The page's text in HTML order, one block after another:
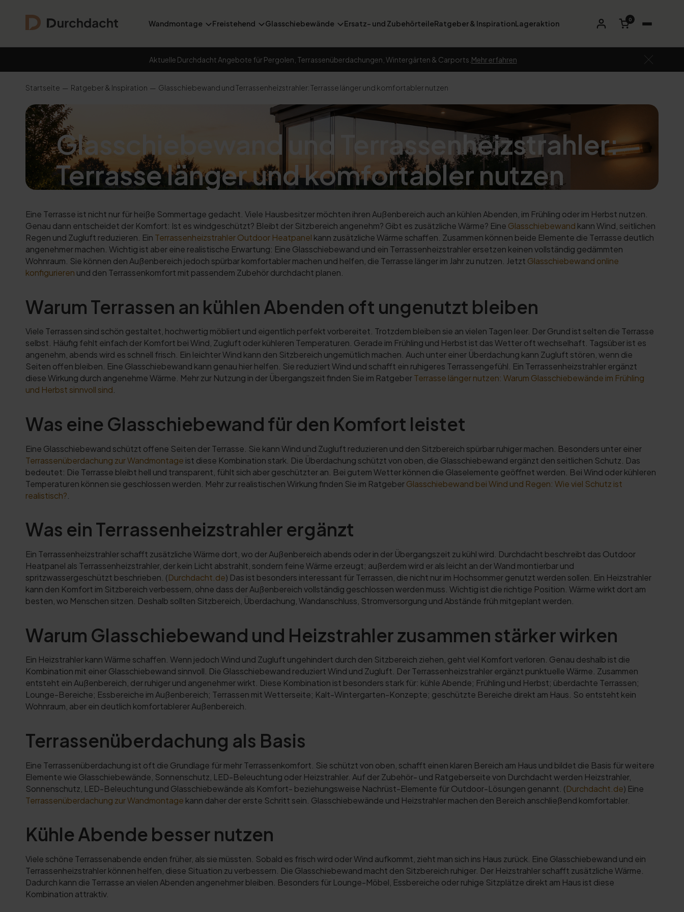
Wandmontage Freistehend Glasschiebewände Ersatz- und ZubehörteileRatgeber & InspirationLageraktion 0
Aktuelle Durchdacht Angebote für Pergolen, Terrassenüberdachungen, Wintergärten & Carports. Mehr erfahren
Startseite Ratgeber & Inspiration Glasschiebewand und Terrassenheizstrahler: Terrasse länger und komfortabler nutzen
Glasschiebewand und Terrassenheizstrahler:
Terrasse länger und komfortabler nutzen
Eine Terrasse ist nicht nur für heiße Sommertage gedacht. Viele Hausbesitzer möchten ihren Außenbereich auch an kühlen Abenden, im Frühling oder im Herbst nutzen.
Genau dann entscheidet der Komfort: Ist es windgeschützt? Bleibt der Sitzbereich angenehm? Gibt es zusätzliche Wärme? Eine Glasschiebewand kann Wind, seitlichen
Regen und Zugluft reduzieren. Ein Terrassenheizstrahler Outdoor Heatpanel kann zusätzliche Wärme schaffen. Zusammen können beide Elemente die Terrasse deutlich
angenehmer machen. Wichtig ist aber eine realistische Erwartung: Eine Glasschiebewand und ein Terrassenheizstrahler ersetzen keinen vollständig gedämmten
Wohnraum. Sie können den Außenbereich jedoch spürbar komfortabler machen und helfen, die Terrasse länger im Jahr zu nutzen. Jetzt Glasschiebewand online
konfigurieren und den Terrassenkomfort mit passendem Zubehör durchdacht planen.
Warum Terrassen an kühlen Abenden oft ungenutzt bleiben
Viele Terrassen sind schön gestaltet, hochwertig möbliert und eigentlich perfekt vorbereitet. Trotzdem bleiben sie an vielen Tagen leer. Der Grund ist selten die Terrasse
selbst. Häufig fehlt einfach der Komfort bei Wind, Zugluft oder kühleren Temperaturen. Gerade im Frühling und Herbst ist das Wetter oft wechselhaft. Tagsüber ist es
angenehm, abends wird es schnell frisch. Ein leichter Wind kann den Sitzbereich ungemütlich machen. Auch unter einer Überdachung kann Zugluft stören, wenn die
Seiten offen bleiben. Eine Glasschiebewand kann genau hier helfen. Sie reduziert Wind und schafft ein ruhigeres Terrassengefühl. Ein Terrassenheizstrahler ergänzt
diese Wirkung durch angenehme Wärme. Mehr zur Nutzung in der Übergangszeit finden Sie im RatgeberTerrasse länger nutzen: Warum Glasschiebewände im Frühling
und Herbst sinnvoll sind.
Was eine Glasschiebewand für den Komfort leistet
Eine Glasschiebewand schützt offene Seiten der Terrasse. Sie kann Wind und Zugluft reduzieren und den Sitzbereich spürbar ruhiger machen. Besonders unter einer
Terrassenüberdachung zur Wandmontage ist diese Kombination stark. Die Überdachung schützt von oben, die Glasschiebewand ergänzt den seitlichen Schutz. Das
bedeutet: Die Terrasse bleibt hell und transparent, fühlt sich aber geschützter an. Bei gutem Wetter können die Glaselemente geöffnet werden. Bei Wind oder kühleren
Temperaturen können sie geschlossen werden. Mehr zur realistischen Wirkung finden Sie im RatgeberGlasschiebewand bei Wind und Regen: Wie viel Schutz ist
realistisch?
Was ein Terrassenheizstrahler ergänzt
Ein Terrassenheizstrahler schafft zusätzliche Wärme dort, wo der Außenbereich abends oder in der Übergangszeit zu kühl wird. Durchdacht beschreibt das Outdoor
Heatpanel als Terrassenheizstrahler, der kein Licht abstrahlt, sondern feine Wärme erzeugt; außerdem wird er als leicht an der Wand montierbar und
spritzwassergeschützt beschrieben. (Durchdacht.de) Das ist besonders interessant für Terrassen, die nicht nur im Hochsommer genutzt werden sollen. Ein Heizstrahler
kann den Komfort im Sitzbereich verbessern, ohne dass der Außenbereich vollständig geschlossen werden muss. Wichtig ist die richtige Position. Wärme wirkt dort am
besten, wo Menschen sitzen. Deshalb sollten Sitzbereich, Überdachung, Wandanschluss, Stromversorgung und Abstände früh mitgeplant werden.
Warum Glasschiebewand und Heizstrahler zusammen stärker wirken
Ein Heizstrahler kann Wärme schaffen. Wenn jedoch Wind und Zugluft ungehindert durch den Sitzbereich ziehen, geht viel Komfort verloren. Genau deshalb ist die
Kombination mit einer Glasschiebewand sinnvoll. Die Glasschiebewand reduziert Wind und Zugluft. Der Terrassenheizstrahler ergänzt punktuelle Wärme. Zusammen
entsteht ein Außenbereich, der ruhiger und angenehmer wirkt. Diese Kombination ist besonders stark für: kühle Abende; Frühling und Herbst; überdachte Terrassen;
Lounge-Bereiche; Essbereiche im Außenbereich; Terrassen mit Wetterseite; Kalt-Wintergarten-Konzepte; geschützte Bereiche direkt am Haus. So entsteht kein
Wohnraum, aber ein deutlich komfortablerer Außenbereich.
Terrassenüberdachung als Basis
Eine Terrassenüberdachung ist oft die Grundlage für mehr Terrassenkomfort. Sie schützt von oben, schafft einen klaren Bereich am Haus und bildet die Basis für weitere
Elemente wie Glasschiebewände, Sonnenschutz, LED-Beleuchtung oder Heizstrahler. Auf der Zubehör- und Ratgeberseite von Durchdacht werden Heizstrahler,
Sonnenschutz, LED-Beleuchtung und Glasschiebewände als Komfort- beziehungsweise Nachrüst-Elemente für Outdoor-Lösungen genannt. (Durchdacht.de) Eine
Terrassenüberdachung zur Wandmontage kann daher der erste Schritt sein. Glasschiebewände und Heizstrahler machen den Bereich anschließend komfortabler.
Kühle Abende besser nutzen
Viele schöne Terrassenabende enden früher, als sie müssten. Sobald es frisch wird oder Wind aufkommt, zieht man sich ins Haus zurück. Eine Glasschiebewand und ein
Terrassenheizstrahler können helfen, diese Situation zu verbessern. Die Glasschiebewand macht den Sitzbereich ruhiger. Der Heizstrahler schafft zusätzliche Wärme.
Dadurch kann die Terrasse an vielen Abenden angenehmer bleiben. Besonders für Lounge-Möbel, Essbereiche oder ruhige Sitzplätze direkt am Haus ist diese
Kombination attraktiv.